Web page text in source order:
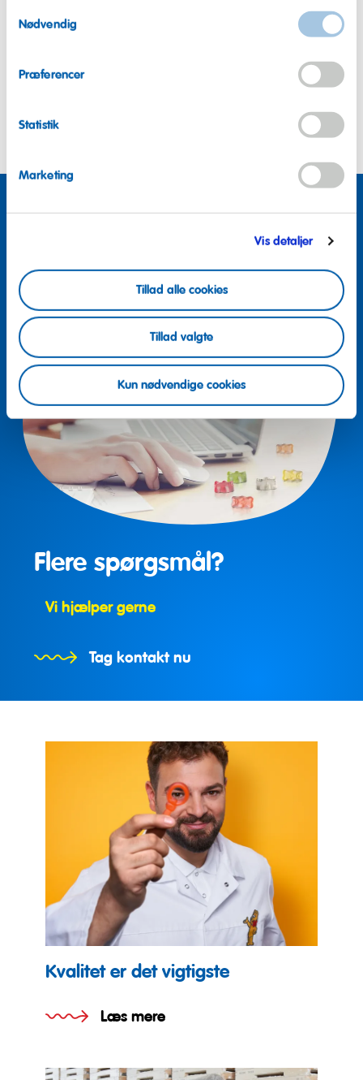
Nødvendig
Præferencer
Statistik
Marketing
Vis detaljer
Tillad alle cookies
Tillad valgte
Kun nødvendige cookies
leverer HARIBO til mere end 120 lande i verden.
Flere spørgsmål?
Vi hjælper gerne
Tag kontakt nu
Kvalitet er det vigtigste
Læs mere